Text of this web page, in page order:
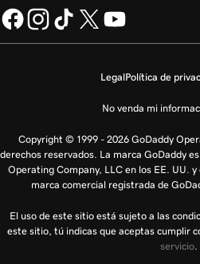
LegalPolítica de
No venda mi
Copyright © 1999 - 2026 GoDaddy
derechos reservados. La marca GoDaddy
Operating Company, LLC en los EE. UU.
marca comercial registrada de
El uso de este sitio está sujeto a las
este sitio, tú indicas que aceptas cumplir
servicio.